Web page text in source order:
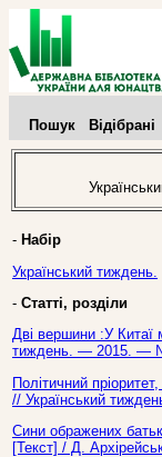
Пошук Відібрані
- Набір
Український тиждень.
- Статті, розділи
Дві вершини :У Китаї
тиждень. — 2015. —
Політичний
// Український
Сини ображених
[Текст] / Д.